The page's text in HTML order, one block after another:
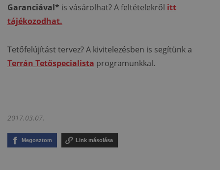
Garanciával* is vásárolhat? A feltételekről itt
tájékozodhat.
Tetőfelújítást tervez? A kivitelezésben is segítünk a
Terrán Tetőspecialista programunkkal.
2017.03.07.
Megosztom Link másolása